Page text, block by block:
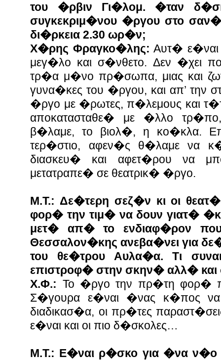
του �ρβιν Γι�λομ. �ταν
συγκεκριμ�νου �ργου στο
δι�ρκεια 2.30 ωρ�ν;
Χ�ρης Φραγκο�λης: Αυτ�
μεγ�λο και σ�νθετο. Δεν �χει
τρ�α μ�νο πρ�σωπα, μιας και
γυνα�κες του �ργου, και απ’ την
�ργο με �ρωτες, π�λεμους και
αποκατασταθε� με �λλο
β�λαμε, το βιολ�, η κο�κλα.
τερ�στιο, αφεν�ς θ�λαμε να
διασκευ� και αφετ�ρου να
μετατραπε� σε θεατρικ� �ργο.
Μ.Τ.: Δε�τερη σεζ�ν κι οι
φορ� την τιμ� να δουν γιατ�
μετ� απ� το ενδιαφ�ρον
Θεσσαλον�κης ανεβα�νει για
του θε�τρου Αυλα�α. Τι
επιστροφ� στην σκην� αλλ�
Χ.Φ.: Το �ργο την πρ�τη φορ�
Σ�γουρα ε�ναι �νας κ�πος
διαδικασ�α, οι πρ�τες
ε�ναι και οι πιο δ�σκολες…
Μ.Τ.: Ε�ναι ρ�σκο για �να